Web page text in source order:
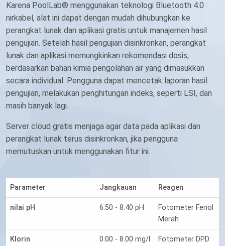
Karena PoolLab® menggunakan teknologi Bluetooth 4.0
nirkabel, alat ini dapat dengan mudah dihubungkan ke
perangkat lunak dan aplikasi gratis untuk manajemen hasil
pengujian. Setelah hasil pengujian disinkronkan, perangkat
lunak dan aplikasi memungkinkan rekomendasi dosis,
berdasarkan bahan kimia pengolahan air yang dimasukkan
secara individual. Pengguna dapat mencetak laporan hasil
pengujian, melakukan penghitungan indeks, seperti LSI, dan
masih banyak lagi.
Server cloud gratis menjaga agar data pada aplikasi dan
perangkat lunak terus disinkronkan, jika pengguna
memutuskan untuk menggunakan fitur ini.
Parameter Jangkauan Reagen
nilai pH 6.50 - 8.40 pH
Fotometer Fenol
Merah
Klorin
0.00 - 8.00 mg/l
Fotometer DPD